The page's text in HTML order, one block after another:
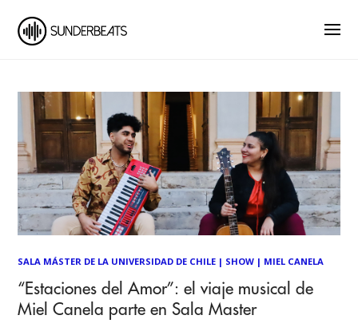
SALA MÁSTER DE LA UNIVERSIDAD DE CHILE | SHOW | MIEL CANELA
“Estaciones del Amor”: el viaje musical de
Miel Canela parte en Sala Master